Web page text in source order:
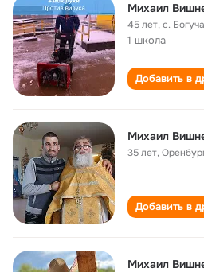
Михаил
45 лет,с.
1 школа
Добавить в
Михаил
35 лет,
Добавить в
Михаил